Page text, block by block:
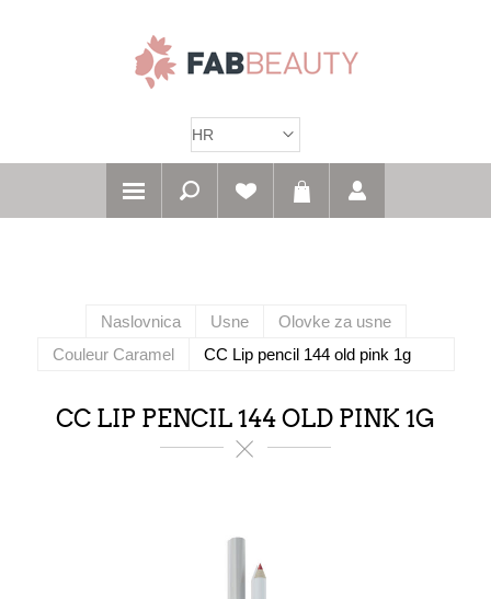
Naslovnica Usne
Olovke za usne
Couleur Caramel
CC Lip pencil 144 old pink 1g
CC LIP PENCIL 144 OLD PINK 1G